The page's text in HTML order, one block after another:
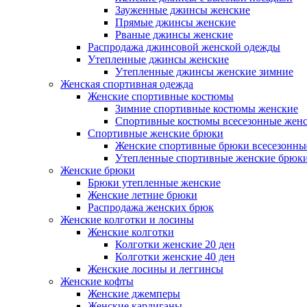
Зауженные джинсы женские
Прямые джинсы женские
Рваные джинсы женские
Распродажа джинсовой женской одежды
Утепленные джинсы женские
Утепленные джинсы женские зимние
Женская спортивная одежда
Женские спортивные костюмы
Зимние спортивные костюмы женские
Спортивные костюмы всесезонные
Спортивные женские брюки
Женские спортивные брюки
Утепленные спортивные женские
Женские брюки
Брюки утепленные женские
Женские летние брюки
Распродажа женских брюк
Женские колготки и лосины
Женские колготки
Колготки женские 20 ден
Колготки женские 40 ден
Женские лосины и леггинсы
Женские кофты
Женские джемперы